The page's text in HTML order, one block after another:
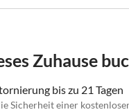
Zuhause
bis zu 21 Tagen
Sicherheit einer